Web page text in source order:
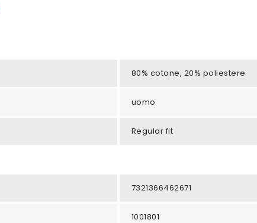
80% cotone, 20% poliestere
uomo
Regular fit
7321366462671
1001801